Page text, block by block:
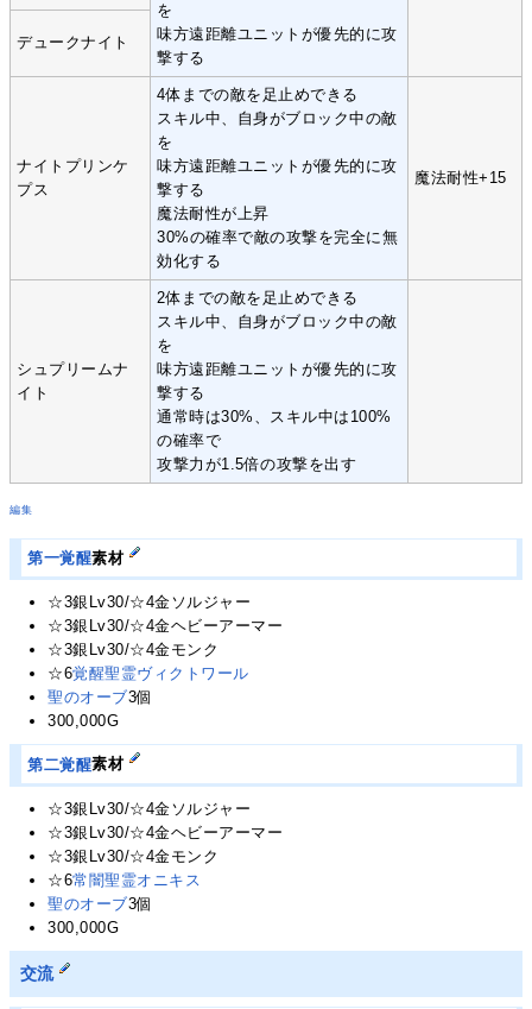
を
味方遠距離ユニットが優先的に攻
撃する
デュークナイト
ナイトプリンケ
プス
4体までの敵を足止めできる
スキル中、自身がブロック中の敵
を
味方遠距離ユニットが優先的に攻
撃する
魔法耐性が上昇
30%の確率で敵の攻撃を完全に無
効化する
魔法耐性+15
シュプリームナ
イト
2体までの敵を足止めできる
スキル中、自身がブロック中の敵
を
味方遠距離ユニットが優先的に攻
撃する
通常時は30%、スキル中は100%
の確率で
攻撃力が1.5倍の攻撃を出す
編集
第一覚醒素材
☆3銀Lv30/☆4金ソルジャー
☆3銀Lv30/☆4金ヘビーアーマー
☆3銀Lv30/☆4金モンク
☆6覚醒聖霊ヴィクトワール
聖のオーブ3個
300,000G
第二覚醒素材
☆3銀Lv30/☆4金ソルジャー
☆3銀Lv30/☆4金ヘビーアーマー
☆3銀Lv30/☆4金モンク
☆6常闇聖霊オニキス
聖のオーブ3個
300,000G
交流